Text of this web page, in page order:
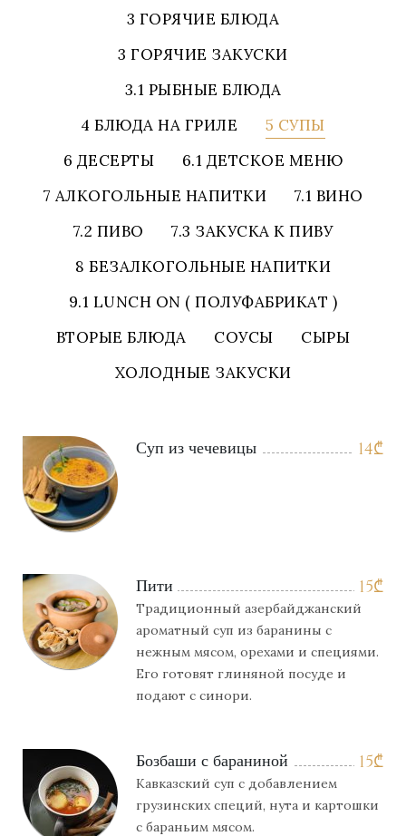
3 ГОРЯЧИЕ БЛЮДА
3 ГОРЯЧИЕ ЗАКУСКИ
3.1 РЫБНЫЕ БЛЮДА
4 БЛЮДА НА ГРИЛЕ
5 СУПЫ
6 ДЕСЕРТЫ
6.1 ДЕТСКОЕ МЕНЮ
7 АЛКОГОЛЬНЫЕ НАПИТКИ
7.1 ВИНО
7.2 ПИВО
7.3 ЗАКУСКА К ПИВУ
8 БЕЗАЛКОГОЛЬНЫЕ НАПИТКИ
9.1 LUNCH ON ( ПОЛУФАБРИКАТ )
ВТОРЫЕ БЛЮДА
СОУСЫ
СЫРЫ
ХОЛОДНЫЕ ЗАКУСКИ
14₾
Суп из чечевицы
15₾
Пити
Традиционный азербайджанский
ароматный суп из баранины с
нежным мясом, орехами и специями.
Его готовят глиняной посуде и
подают с синори.
15₾
Бозбаши с бараниной
Кавказский суп с добавлением
грузинских специй, нута и картошки
с бараньим мясом.